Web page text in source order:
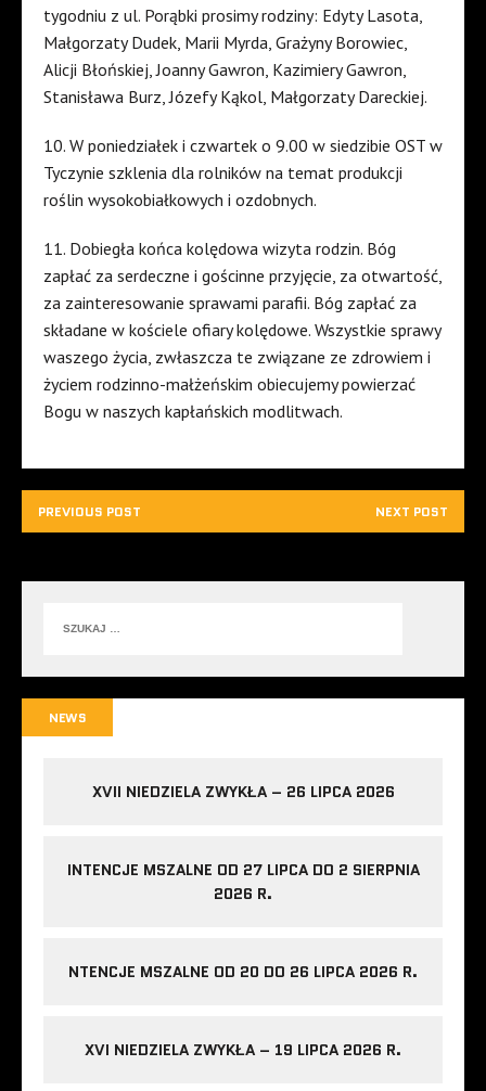
tygodniu z ul. Porąbki prosimy rodziny: Edyty Lasota,
Małgorzaty Dudek, Marii Myrda, Grażyny Borowiec,
Alicji Błońskiej, Joanny Gawron, Kazimiery Gawron,
Stanisława Burz, Józefy Kąkol, Małgorzaty Dareckiej.
10. W poniedziałek i czwartek o 9.00 w siedzibie OST w
Tyczynie szklenia dla rolników na temat produkcji
roślin wysokobiałkowych i ozdobnych.
11. Dobiegła końca kolędowa wizyta rodzin. Bóg
zapłać za serdeczne i gościnne przyjęcie, za otwartość,
za zainteresowanie sprawami parafii. Bóg zapłać za
składane w kościele ofiary kolędowe. Wszystkie sprawy
waszego życia, zwłaszcza te związane ze zdrowiem i
życiem rodzinno-małżeńskim obiecujemy powierzać
Bogu w naszych kapłańskich modlitwach.
PREVIOUS POST NEXT POST
NEWS
XVII NIEDZIELA ZWYKŁA – 26 LIPCA 2026
INTENCJE MSZALNE OD 27 LIPCA DO 2 SIERPNIA
2026 R.
NTENCJE MSZALNE OD 20 DO 26 LIPCA 2026 R.
XVI NIEDZIELA ZWYKŁA – 19 LIPCA 2026 R.